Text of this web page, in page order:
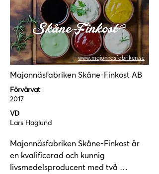
vill ha dem, med genuin smak och
mycket kärlek. Det brukar bli godast
så.
Läs mer om bolaget på deras
hemsida: www.stensakra.se
www.majonnasfabriken.se
Majonnäsfabriken Skåne-Finkost AB
Förvärvat
2017
VD
Lars Haglund
Majonnäsfabriken Skåne-Finkost är
en kvalificerad och kunnig
livsmedelsproducent med två